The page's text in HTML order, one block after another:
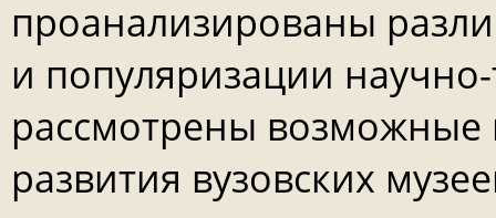
проанализированы
и популяризации
рассмотрены возможные
развития вузовских